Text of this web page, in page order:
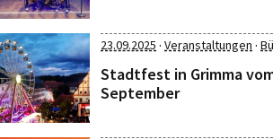
23.09.2025 · Veranstaltungen ·
Stadtfest in Grimma
September